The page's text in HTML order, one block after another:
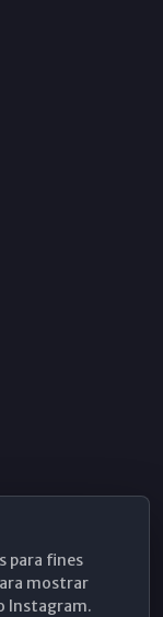
para fines
mostrar
Instagram.